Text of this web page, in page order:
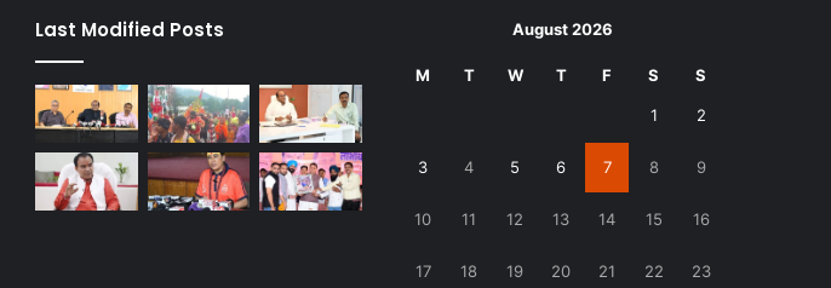
Last Modified Posts August 2026
M T W T F S S
1 2
3 4 5 6 7 8 9
10 11 12 13 14 15 16
17 18 19 20 21 22 23